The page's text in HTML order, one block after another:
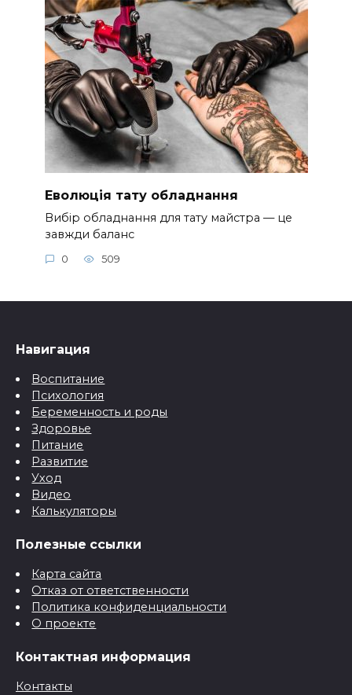
Еволюція тату обладнання
Вибір обладнання для тату майстра — це
завжди баланс
0 509
Навигация
Воспитание
Психология
Беременность и роды
Здоровье
Питание
Развитие
Уход
Видео
Калькуляторы
Полезные ссылки
Карта сайта
Отказ от ответственности
Политика конфиденциальности
О проекте
Контактная информация
Контакты